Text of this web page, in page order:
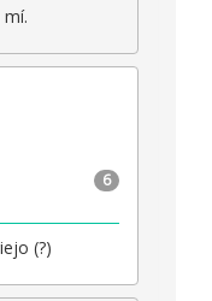
6
(?)